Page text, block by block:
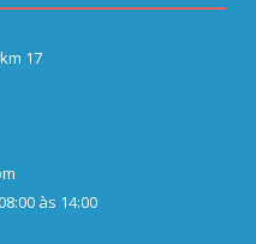
17
às 14:00